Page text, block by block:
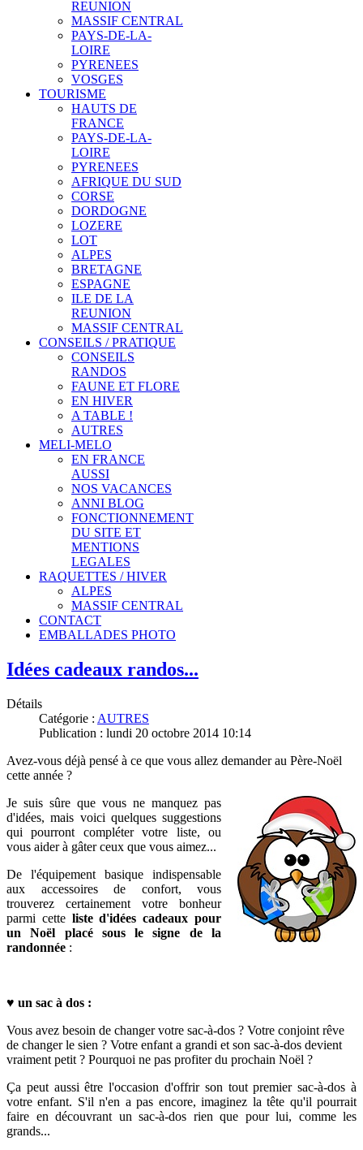
REUNION
MASSIF CENTRAL
PAYS-DE-LA-
LOIRE
PYRENEES
VOSGES
TOURISME
HAUTS DE
FRANCE
PAYS-DE-LA-
LOIRE
PYRENEES
AFRIQUE DU SUD
CORSE
DORDOGNE
LOZERE
LOT
ALPES
BRETAGNE
ESPAGNE
ILE DE LA
REUNION
MASSIF CENTRAL
CONSEILS / PRATIQUE
CONSEILS
RANDOS
FAUNE ET FLORE
EN HIVER
A TABLE !
AUTRES
MELI-MELO
EN FRANCE
AUSSI
NOS VACANCES
ANNI BLOG
FONCTIONNEMENT
DU SITE ET
MENTIONS
LEGALES
RAQUETTES / HIVER
ALPES
MASSIF CENTRAL
CONTACT
EMBALLADES PHOTO
Idées cadeaux randos...
Détails
Catégorie : AUTRES
Publication : lundi 20 octobre 2014 10:14
Avez-vous déjà pensé à ce que vous allez demander au Père-Noël
cette année ?
Je suis sûre que vous ne manquez pas
d'idées, mais voici quelques suggestions
qui pourront compléter votre liste, ou
vous aider à gâter ceux que vous aimez...
De l'équipement basique indispensable
aux accessoires de confort, vous
trouverez certainement votre bonheur
parmi cette liste d'idées cadeaux pour
un Noël placé sous le signe de la
randonnée :
♥ un sac à dos :
Vous avez besoin de changer votre sac-à-dos ? Votre conjoint rêve
de changer le sien ? Votre enfant a grandi et son sac-à-dos devient
vraiment petit ? Pourquoi ne pas profiter du prochain Noël ?
Ça peut aussi être l'occasion d'offrir son tout premier sac-à-dos à
votre enfant. S'il n'en a pas encore, imaginez la tête qu'il pourrait
faire en découvrant un sac-à-dos rien que pour lui, comme les
grands...